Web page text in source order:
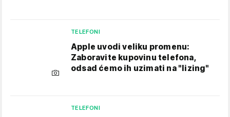
TELEFONI
Apple uvodi veliku promenu:
Zaboravite kupovinu telefona,
odsad ćemo ih uzimati na "lizing"
TELEFONI